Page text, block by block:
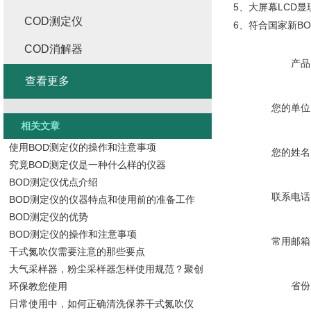
5、大屏幕LCD显
6、符合国家新
产
您的单
您的姓
联系电
常用邮
省
COD测定仪
COD消解器
查看更多
相关文章
使用BOD测定仪的操作和注意事项
究竟BOD测定仪是一种什么样的仪器
BOD测定仪优点介绍
BOD测定仪的仪器特点和使用前的准备工作
BOD测定仪的优势
BOD测定仪的操作和注意事项
干式氮吹仪需要注意的那些要点
大气采样器，粉尘采样器怎样使用规范？聚创
环保教您使用
日常使用中，如何正确清洗保养干式氮吹仪